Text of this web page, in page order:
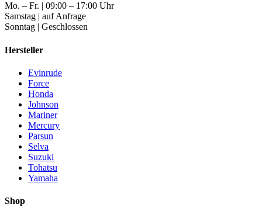
Mo. – Fr. | 09:00 – 17:00 Uhr
Samstag | auf Anfrage
Sonntag | Geschlossen
Hersteller
Evinrude
Force
Honda
Johnson
Mariner
Mercury
Parsun
Selva
Suzuki
Tohatsu
Yamaha
Shop